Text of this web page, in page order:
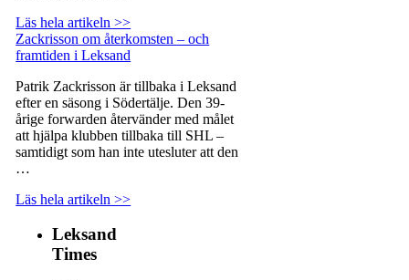
Läs hela artikeln >>
Zackrisson om återkomsten – och
framtiden i Leksand
Patrik Zackrisson är tillbaka i Leksand
efter en säsong i Södertälje. Den 39-
årige forwarden återvänder med målet
att hjälpa klubben tillbaka till SHL –
samtidigt som han inte utesluter att den
…
Läs hela artikeln >>
Leksand
Times